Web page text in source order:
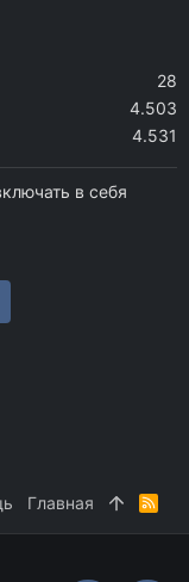
28
4.503
4.531
в себя
Главная
R
S